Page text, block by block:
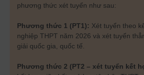
phương thức xét tuyển như sau:
Phương thức 1 (PT1): Xét tuyển theo
nghiệp THPT năm 2026 và xét tuyển
giải quốc gia, quốc tế.
Phương thức 2 (PT2 – xét tuyển kết